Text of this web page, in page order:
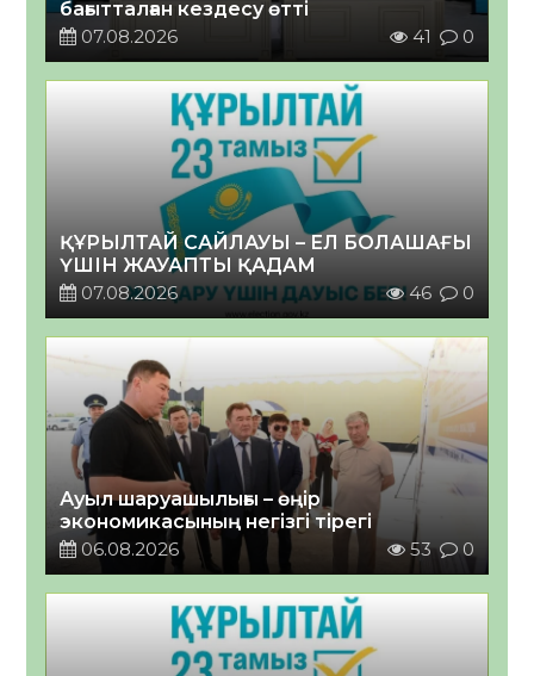
бағытталған кездесу өтті
07.08.2026
41 0
ҚҰРЫЛТАЙ САЙЛАУЫ – ЕЛ БОЛАШАҒЫ
ҮШІН ЖАУАПТЫ ҚАДАМ
07.08.2026
46 0
Ауыл шаруашылығы – өңір
экономикасының негізгі тірегі
06.08.2026
53 0